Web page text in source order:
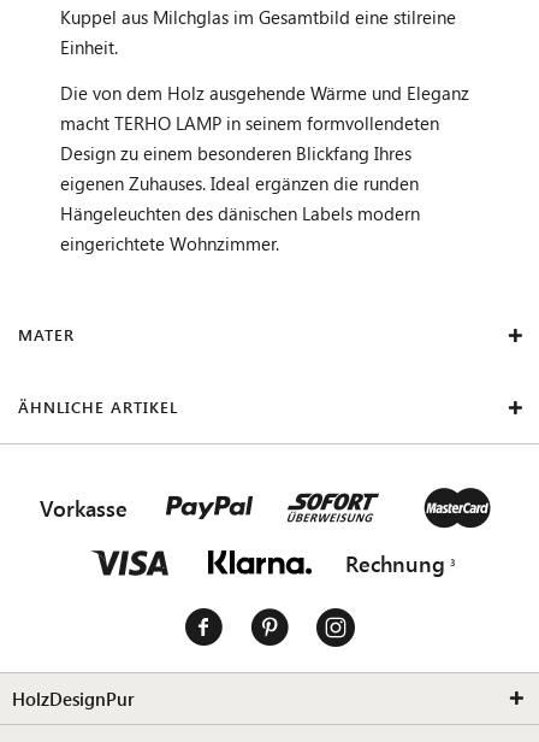
Kuppel aus Milchglas im Gesamtbild eine stilreine
Einheit.
Die von dem Holz ausgehende Wärme und Eleganz
macht TERHO LAMP in seinem formvollendeten
Design zu einem besonderen Blickfang Ihres
eigenen Zuhauses. Ideal ergänzen die runden
Hängeleuchten des dänischen Labels modern
eingerichtete Wohnzimmer.
MATER
ÄHNLICHE ARTIKEL
Vorkasse
Rechnung
HolzDesignPur